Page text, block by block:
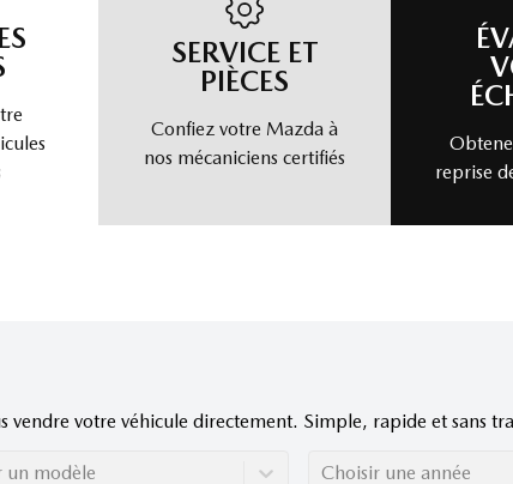
SERVICE ET
PIÈCES
Confiez votre Mazda à
nos mécaniciens certifiés
reprise
vendre votre véhicule directement. Simple, rapide et sans
un modèle Choisir une année